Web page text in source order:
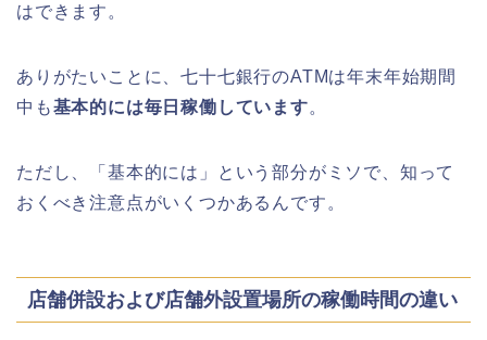
千葉銀行ゴールデンウィーク2026の
ATMの営業日(休み)まとめ!
海遊館GW(ゴールデンウィーク)の混
はできます。
ありがたいことに、七十七銀行のATMは年末年始期間
中も基本的には毎日稼働しています。
ただし、「基本的には」という部分がミソで、知って
おくべき注意点がいくつかあるんです。
店舗併設および店舗外設置場所の稼働時間の違い